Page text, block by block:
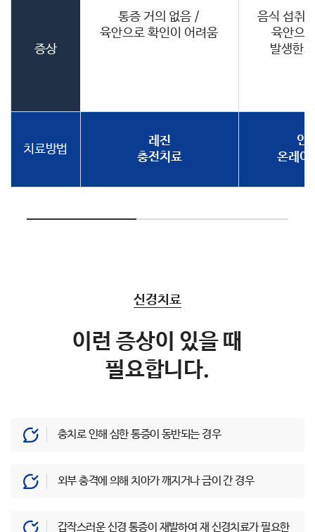
증상
통증 거의 없음 /
육안으로 확인이 어려움
음식 섭취
육안으
발생한
치료방법
레진
충전치료
인
온레이
신경치료
이런 증상이 있을 때
필요합니다.
충치로 인해 심한 통증이 동반되는 경우
외부 충격에 의해 치아가 깨지거나 금이 간 경우
갑작스러운 신경 통증이 재발하여 재 신경치료가 필요한